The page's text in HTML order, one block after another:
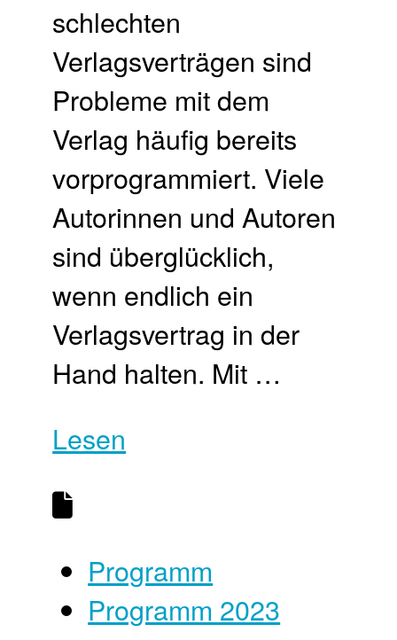
schlechten
Verlagsverträgen sind
Probleme mit dem
Verlag häufig bereits
vorprogrammiert. Viele
Autorinnen und Autoren
sind überglücklich,
wenn endlich ein
Verlagsvertrag in der
Hand halten. Mit …
Lesen
Programm
Programm 2023